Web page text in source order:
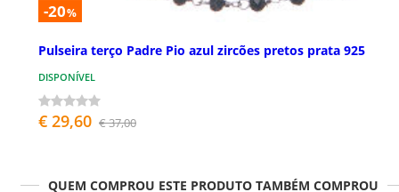
-20%
Pulseira terço Padre Pio azul zircões pretos prata 925
DISPONÍVEL
€ 29,60 € 37,00
QUEM COMPROU ESTE PRODUTO TAMBÉM COMPROU